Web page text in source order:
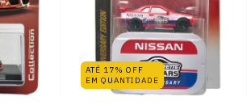
ATÉ 17% OFF
EM QUANTIDADE